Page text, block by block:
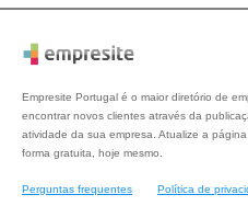
Empresite Portugal é o maior diretório de
encontrar novos clientes através da
atividade da sua empresa. Atualize a
forma gratuita, hoje mesmo.
Perguntas frequentes Política de